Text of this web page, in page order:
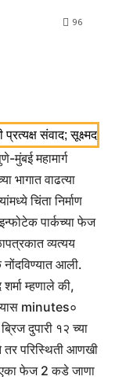
96
प्रत्यक्ष संवाद;
मुंबई महामार्ग
भागात वाढत्या
चिंता निर्माण
पार्कच्या फेज
व्यत्यय
नोंदविण्यात आली.
म्हणाले की,
minutes०
दुपारी १२ च्या
परिस्थिती आणखी
एका फेज 2 कडे जाणा